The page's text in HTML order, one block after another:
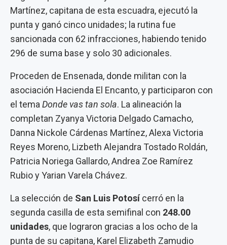
Martínez, capitana de esta escuadra, ejecutó la
punta y ganó cinco unidades; la rutina fue
sancionada con 62 infracciones, habiendo tenido
296 de suma base y solo 30 adicionales.
Proceden de Ensenada, donde militan con la
asociación Hacienda El Encanto, y participaron con
el tema Donde vas tan sola. La alineación la
completan Zyanya Victoria Delgado Camacho,
Danna Nickole Cárdenas Martínez, Alexa Victoria
Reyes Moreno, Lizbeth Alejandra Tostado Roldán,
Patricia Noriega Gallardo, Andrea Zoe Ramírez
Rubio y Yarian Varela Chávez.
La selección de San Luis Potosícerró en la
segunda casilla de esta semifinal con 248.00
unidades, que lograron gracias a los ocho de la
punta de su capitana, Karel Elizabeth Zamudio